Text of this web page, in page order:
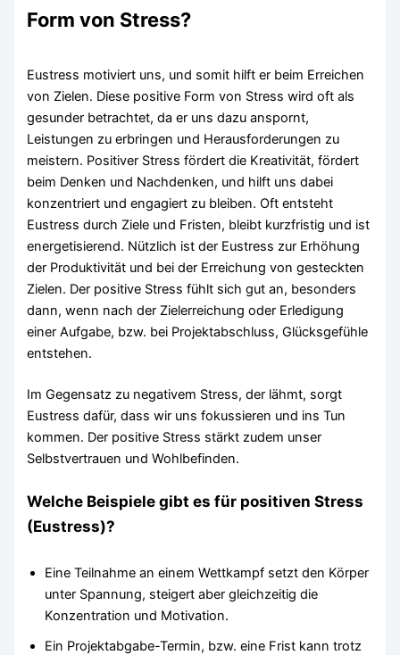
Form von Stress?
Eustress motiviert uns, und somit hilft er beim Erreichen
von Zielen. Diese positive Form von Stress wird oft als
gesunder betrachtet, da er uns dazu anspornt,
Leistungen zu erbringen und Herausforderungen zu
meistern. Positiver Stress fördert die Kreativität, fördert
beim Denken und Nachdenken, und hilft uns dabei
konzentriert und engagiert zu bleiben. Oft entsteht
Eustress durch Ziele und Fristen, bleibt kurzfristig und ist
energetisierend. Nützlich ist der Eustress zur Erhöhung
der Produktivität und bei der Erreichung von gesteckten
Zielen. Der positive Stress fühlt sich gut an, besonders
dann, wenn nach der Zielerreichung oder Erledigung
einer Aufgabe, bzw. bei Projektabschluss, Glücksgefühle
entstehen.
Im Gegensatz zu negativem Stress, der lähmt, sorgt
Eustress dafür, dass wir uns fokussieren und ins Tun
kommen. Der positive Stress stärkt zudem unser
Selbstvertrauen und Wohlbefinden.
Welche Beispiele gibt es für positiven Stress
(Eustress)?
Eine Teilnahme an einem Wettkampf setzt den Körper
unter Spannung, steigert aber gleichzeitig die
Konzentration und Motivation.
Ein Projektabgabe-Termin, bzw. eine Frist kann trotz